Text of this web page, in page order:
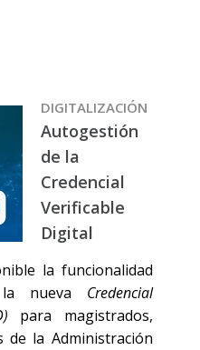
DIGITALIZACIÓN
Autogestión
de la
Credencial
Verificable
Digital
la funcionalidad
la nueva Credencial
para magistrados,
de la Administración